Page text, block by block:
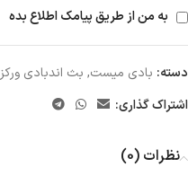
به من از طریق پیامک اطلاع بده
دسته: بادی میست, بث اندبادی ورکز
اشتراک گذاری:
نظرات (0)